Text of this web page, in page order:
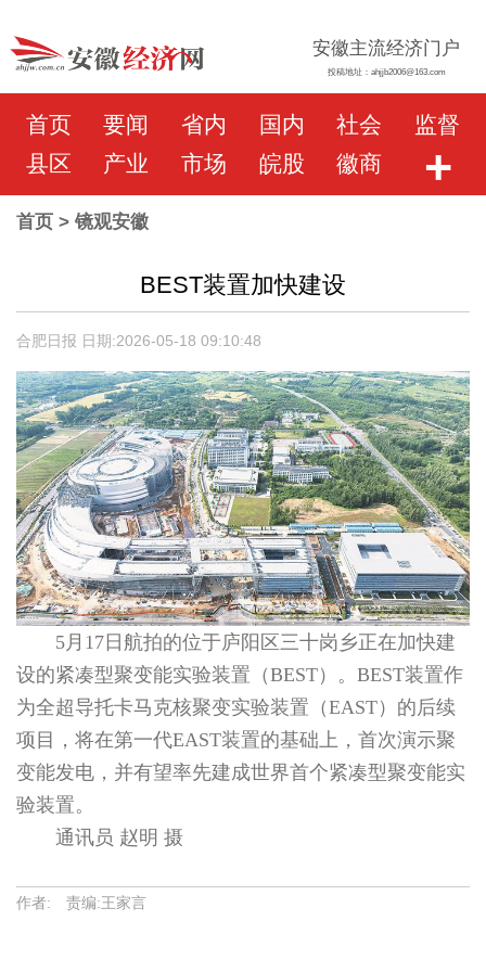
安徽主流经济门户
投稿地址：ahjjb2006@163.com
首页 要闻 省内 国内 社会
监督
县区
产业 市场 皖股 徽商 +
首页> 镜观安徽
BEST装置加快建设
合肥日报 日期:2026-05-18 09:10:48
5月17日航拍的位于庐阳区三十岗乡正在加快建
设的紧凑型聚变能实验装置（BEST）。BEST装置作
为全超导托卡马克核聚变实验装置（EAST）的后续
项目，将在第一代EAST装置的基础上，首次演示聚
变能发电，并有望率先建成世界首个紧凑型聚变能实
验装置。
通讯员 赵明 摄
作者: 责编:王家言